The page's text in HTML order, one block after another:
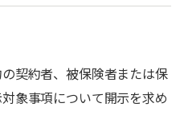
契約者、被保険者または保
象事項について開示を求め